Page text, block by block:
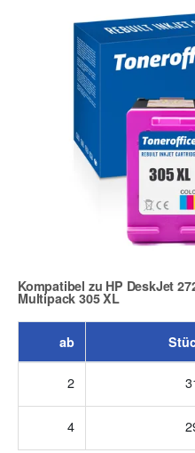
Kompatibel zu HP DeskJet
Multipack 305 XL
Zur Artikelbewertung
ab
2
4